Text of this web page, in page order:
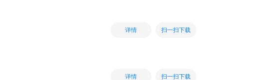
详情 扫一扫下载
详情 扫一扫下载